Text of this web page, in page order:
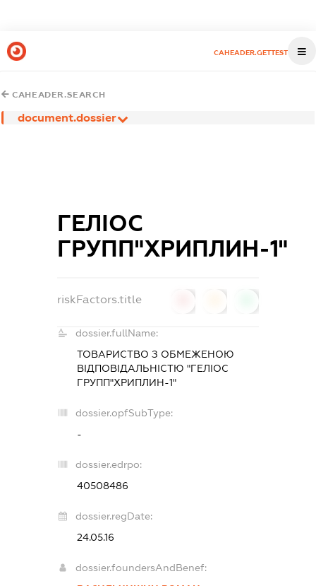
CAHEADER.GETTEST
CAHEADER.SEARCH
document.dossier
ГЕЛІОС
ГРУПП"ХРИПЛИН-1"
riskFactors.title
dossier.fullName:
ТОВАРИСТВО З ОБМЕЖЕНОЮ
ВІДПОВІДАЛЬНІСТЮ "ГЕЛІОС
ГРУПП"ХРИПЛИН-1"
dossier.opfSubType:
-
dossier.edrpo:
40508486
dossier.regDate:
24.05.16
dossier.foundersAndBenef: